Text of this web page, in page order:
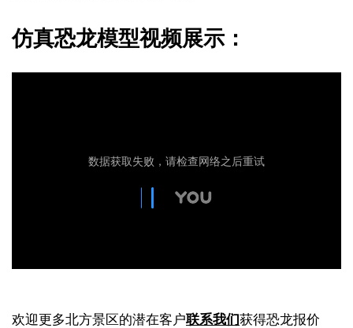
仿真恐龙模型视频展示：
欢迎更多北方景区的潜在客户联系我们获得恐龙报价